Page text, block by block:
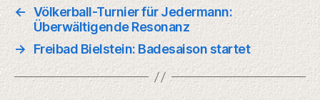
← Völkerball-Turnier für Jedermann:
Überwältigende Resonanz
→ Freibad Bielstein: Badesaison startet